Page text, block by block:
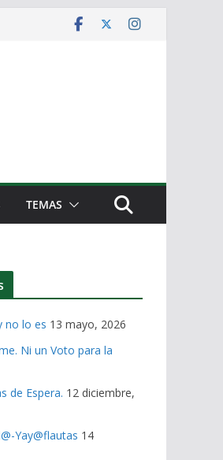
TEMAS
no lo es 13 mayo, 2026
Ni un Voto para la
de Espera. 12 diciembre,
Yay@flautas 14